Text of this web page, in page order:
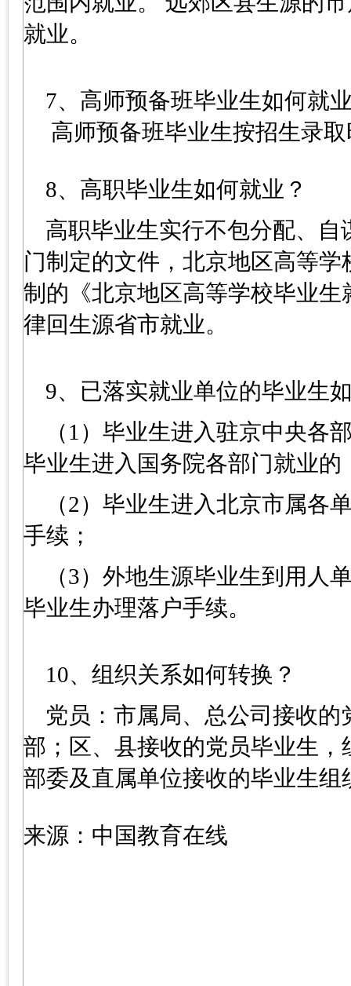
就业。
7、高师预备班毕业生如何就
高师预备班毕业生按招生录
8、高职毕业生如何就业？
高职毕业生实行不包分配、
门制定的文件，北京地区高等
制的《北京地区高等学校毕业
律回生源省市就业。
9、已落实就业单位的毕业生
（1）毕业生进入驻京中央各
毕业生进入国务院各部门就业
（2）毕业生进入北京市属各
手续；
（3）外地生源毕业生到用人
毕业生办理落户手续。
10、组织关系如何转换？
党员：市属局、总公司接收
部；区、县接收的党员毕业生
部委及直属单位接收的毕业生
来源：中国教育在线